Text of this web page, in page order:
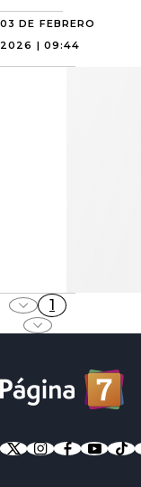
03 DE FEBRERO
2026 | 09:44
1